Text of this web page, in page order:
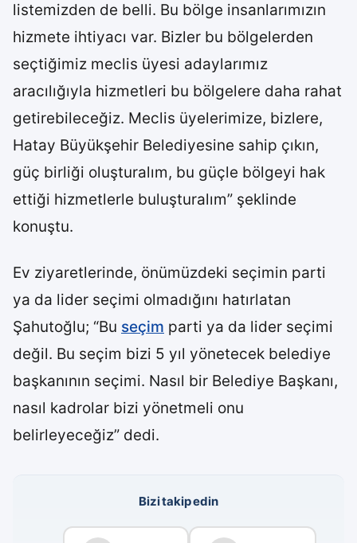
listemizden de belli. Bu bölge insanlarımızın
hizmete ihtiyacı var. Bizler bu bölgelerden
seçtiğimiz meclis üyesi adaylarımız
aracılığıyla hizmetleri bu bölgelere daha rahat
getirebileceğiz. Meclis üyelerimize, bizlere,
Hatay Büyükşehir Belediyesine sahip çıkın,
güç birliği oluşturalım, bu güçle bölgeyi hak
ettiği hizmetlerle buluşturalım” şeklinde
konuştu.
Ev ziyaretlerinde, önümüzdeki seçimin parti
ya da lider seçimi olmadığını hatırlatan
Şahutoğlu; “Bu seçim parti ya da lider seçimi
değil. Bu seçim bizi 5 yıl yönetecek belediye
başkanının seçimi. Nasıl bir Belediye Başkanı,
nasıl kadrolar bizi yönetmeli onu
belirleyeceğiz” dedi.
Bizi takip edin